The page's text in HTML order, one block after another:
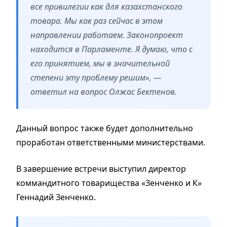
все привилегии как для казахстанского
товара. Мы как раз сейчас в этом
направлении работаем. Законопроект
находится в Парламенте. Я думаю, что с
его принятием, мы в значительной
степени эту проблему решим», —
ответил на вопрос Олжас Бектенов.
Данный вопрос также будет дополнительно
проработан ответственными министерствами.
В завершение встречи выступил директор
коммандитного товарищества «Зенченко и К»
Геннадий Зенченко.